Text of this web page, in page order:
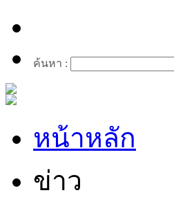
ค้นหา :
หน้าหลัก
ข่าว